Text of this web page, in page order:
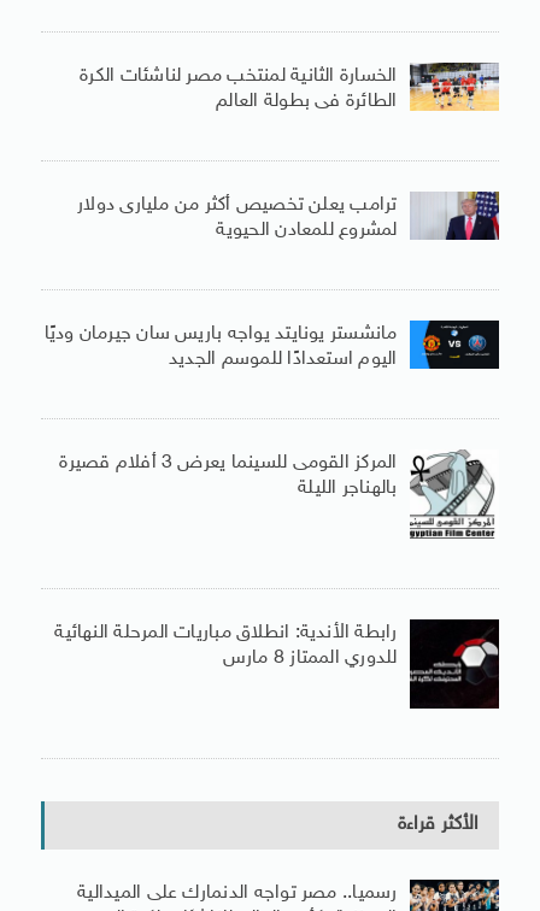
الخسارة الثانية لمنتخب مصر لناشئات الكرة
الطائرة فى بطولة العالم
ترامب يعلن تخصيص أكثر من مليارى دولار
لمشروع للمعادن الحيوية
مانشستر يونايتد يواجه باريس سان جيرمان وديًا
اليوم استعدادًا للموسم الجديد
المركز القومى للسينما يعرض 3 أفلام قصيرة
بالهناجر الليلة
رابطة الأندية: انطلاق مباريات المرحلة النهائية
للدوري الممتاز 8 مارس
الأكثر قراءة
رسميا.. مصر تواجه الدنمارك على الميدالية